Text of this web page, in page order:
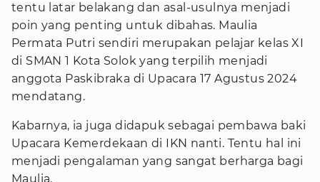
tentu latar belakang dan asal-usulnya menjadi
poin yang penting untuk dibahas. Maulia
Permata Putri sendiri merupakan pelajar kelas XI
di SMAN 1 Kota Solok yang terpilih menjadi
anggota Paskibraka di Upacara 17 Agustus 2024
mendatang.
Kabarnya, ia juga didapuk sebagai pembawa baki
Upacara Kemerdekaan di IKN nanti. Tentu hal ini
menjadi pengalaman yang sangat berharga bagi
Maulia.